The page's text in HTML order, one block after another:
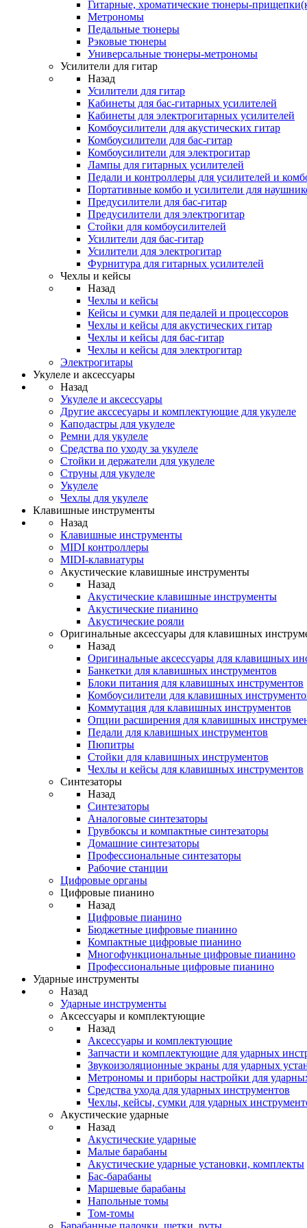
Гитарные, хроматические тюнеры-
Метрономы
Педальные тюнеры
Рэковые тюнеры
Универсальные тюнеры-метрономы
Усилители для гитар
Назад
Усилители для гитар
Кабинеты для бас-гитарных усилителей
Кабинеты для электрогитарных усилителей
Комбоусилители для акустических гитар
Комбоусилители для бас-гитар
Комбоусилители для электрогитар
Лампы для гитарных усилителей
Педали и контроллеры для усилителей и
Портативные комбо и усилители для
Предусилители для бас-гитар
Предусилители для электрогитар
Стойки для комбоусилителей
Усилители для бас-гитар
Усилители для электрогитар
Фурнитура для гитарных усилителей
Чехлы и кейсы
Назад
Чехлы и кейсы
Кейсы и сумки для педалей и процессоров
Чехлы и кейсы для акустических гитар
Чехлы и кейсы для бас-гитар
Чехлы и кейсы для электрогитар
Электрогитары
Укулеле и аксессуары
Назад
Укулеле и аксессуары
Другие акссесуары и комплектующие для укулеле
Каподастры для укулеле
Ремни для укулеле
Средства по уходу за укулеле
Стойки и держатели для укулеле
Струны для укулеле
Укулеле
Чехлы для укулеле
Клавишные инструменты
Назад
Клавишные инструменты
MIDI контроллеры
MIDI-клавиатуры
Акустические клавишные инструменты
Назад
Акустические клавишные инструменты
Акустические пианино
Акустические рояли
Оригинальные аксессуары для клавишных
Назад
Оригинальные аксессуары для клавишных
Банкетки для клавишных инструментов
Блоки питания для клавишных инструментов
Комбоусилители для клавишных
Коммутация для клавишных инструментов
Опции расширения для клавишных
Педали для клавишных инструментов
Пюпитры
Стойки для клавишных инструментов
Чехлы и кейсы для клавишных инструментов
Синтезаторы
Назад
Синтезаторы
Аналоговые синтезаторы
Грувбоксы и компактные синтезаторы
Домашние синтезаторы
Профессиональные синтезаторы
Рабочие станции
Цифровые органы
Цифровые пианино
Назад
Цифровые пианино
Бюджетные цифровые пианино
Компактные цифровые пианино
Многофункциональные цифровые пианино
Профессиональные цифровые пианино
Ударные инструменты
Назад
Ударные инструменты
Аксессуары и комплектующие
Назад
Аксессуары и комплектующие
Запчасти и комплектующие для ударных
Звукоизоляционные экраны для ударных
Метрономы и приборы настройки для
Средства ухода для ударных инструментов
Чехлы, кейсы, сумки для ударных
Акустические ударные
Назад
Акустические ударные
Mалые барабаны
Акустические ударные установки, комплекты
Бас-барабаны
Маршевые барабаны
Напольные томы
Том-томы
Барабанные палочки, щетки, руты